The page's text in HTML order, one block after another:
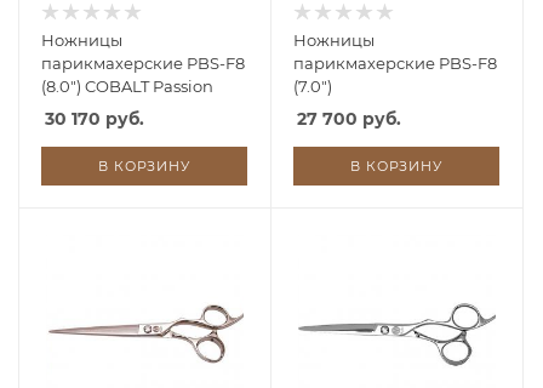
Ножницы
парикмахерские PBS-F8
(8.0") COBALT Passion
30 170 руб.
В КОРЗИНУ
Ножницы
парикмахерские PBS-F8
(7.0")
27 700 руб.
В КОРЗИНУ